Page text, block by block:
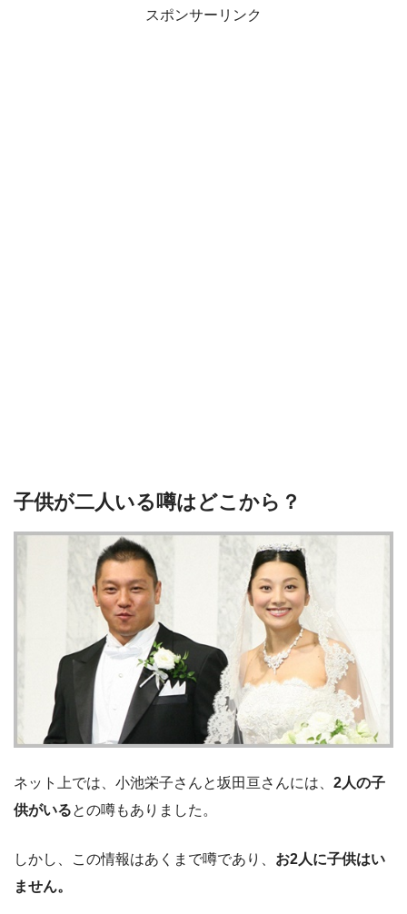
スポンサーリンク
子供が二人いる噂はどこから？
ネット上では、小池栄子さんと坂田亘さんには、 2人の子
供がいるとの噂もありました。
しかし、この情報はあくまで噂であり、 お2人に子供はい
ません。